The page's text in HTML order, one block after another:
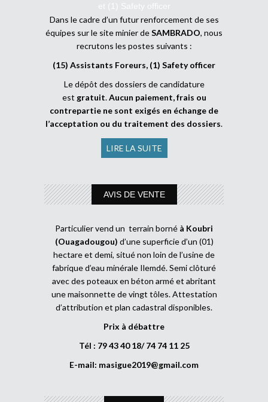
et (1) Safety officer
Dans le cadre d’un futur renforcement de ses
équipes sur le site minier deSAMBRADO, nous
recrutons les postes suivants :
(15) Assistants Foreurs, (1) Safety officer
Le dépôt des dossiers de candidature
est gratuit.Aucun paiement, frais ou
contrepartie ne sont exigés en échange de
l’acceptation ou du traitement des dossiers.
LIRE LA SUITE
AVIS DE VENTE
Particulier vend un terrain borné à Koubri
(Ouagadougou) d’une superficie d’un (01)
hectare et demi, situé non loin de l’usine de
fabrique d’eau minérale Ilemdé. Semi clôturé
avec des poteaux en béton armé et abritant
une maisonnette de vingt tôles. Attestation
d’attribution et plan cadastral disponibles.
Prix à débattre
Tél : 79 43 40 18/ 74 74 11 25
E-mail: masigue2019@gmail.com